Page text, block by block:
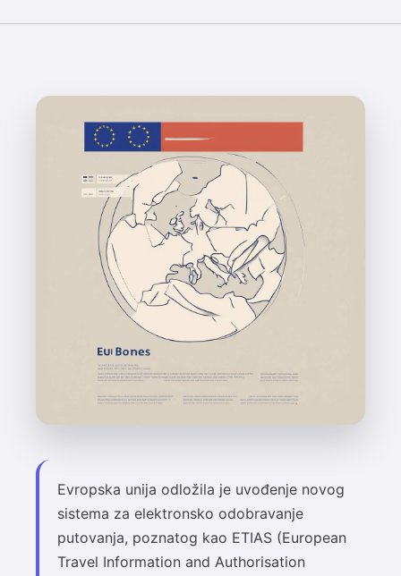
Evropska unija odložila je uvođenje novog
sistema za elektronsko odobravanje
putovanja, poznatog kao ETIAS (European
Travel Information and Authorisation